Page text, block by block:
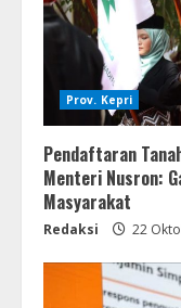
Prov. Kepri
Pendaftaran
Menteri Nusron:
Masyarakat
Redaksi 22